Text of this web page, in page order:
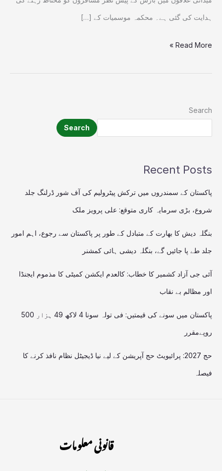
ہدایت کی گئی ہے۔ محکمہ موسمیات کے […]
شروع
Read More »
Search
Search
Recent Posts
پاکستان کے سمندروں میں ترکش پیٹرولیم کی آف شور ڈرلنگ جلد
شروع، بڑی سرمایہ کاری متوقع: علی پرویز ملک
بنگلہ دیش کا بھارت کے متبادل کے طور پر پاکستان سے رجوع، اہم امور
جلد طے پا جائیں گے، بنگلہ دیشی ہائی کمشنر
آئی جی آزاد کشمیر کا خطاب: کالعدم ایکشن کمیٹی کا مذموم ایجنڈا
اور مظالم بے نقاب
پاکستان میں سونے کی قیمتیں: فی تولہ سونا 4 لاکھ 49 ہزار 500
روپےمقرر
حج 2027: پرائیویٹ حج آپریشن کے لیے نیا ڈیجیٹل نظام نافذ کرنے کا
فیصلہ
قانونی معلومات